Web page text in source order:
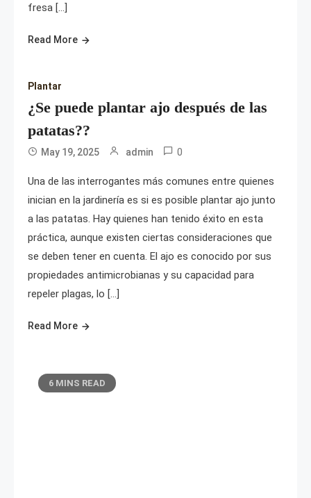
fresa […]
Read More
Plantar
¿Se puede plantar ajo después de las
patatas??
May 19, 2025 admin 0
Una de las interrogantes más comunes entre quienes
inician en la jardinería es si es posible plantar ajo junto
a las patatas. Hay quienes han tenido éxito en esta
práctica, aunque existen ciertas consideraciones que
se deben tener en cuenta. El ajo es conocido por sus
propiedades antimicrobianas y su capacidad para
repeler plagas, lo […]
Read More
6 MINS READ